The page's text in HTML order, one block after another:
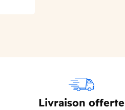
Livraison offerte